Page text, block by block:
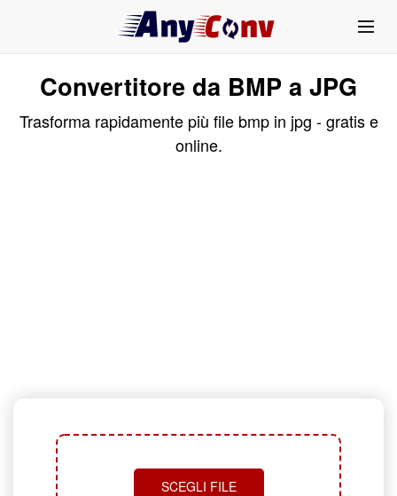
Convertitore da BMP a JPG
Trasforma rapidamente più file bmp in jpg - gratis e
online.
SCEGLI FILE